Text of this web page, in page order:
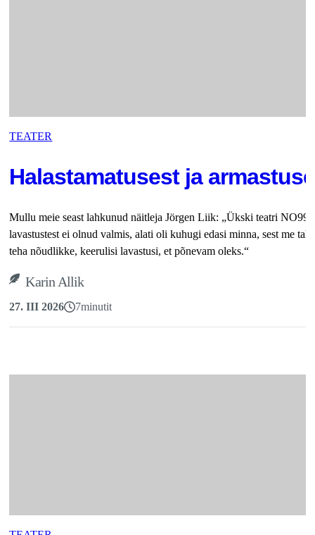
TEATER
Halastamatusest ja
Mullu meie seast lahkunud näitleja Jörgen Liik: „Ükski teatri NO99
lavastustest ei olnud valmis, alati oli kuhugi edasi minna, sest me
teha nõudlikke, keerulisi lavastusi, et põnevam oleks.“
Karin Allik
27. III 2026 7minutit